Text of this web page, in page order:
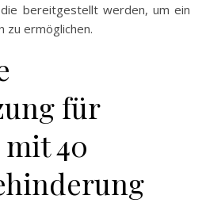
bereitgestellt werden, um ein
ermöglichen.
für
40